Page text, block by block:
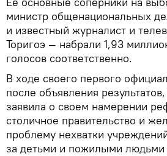
министр общенациональных
и известный журналист и
Торигоэ — набрали 1,93
голосов соответственно.
В ходе своего первого
после объявления
заявила о своем намерении
столичное правительство и
проблему нехватки
за детьми и пожилыми людьми